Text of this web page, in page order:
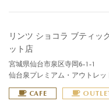
リンツ ショコラ ブティッ
ット店
宮城県仙台市泉区寺岡6-1-1
仙台泉プレミアム・アウトレッ
CAFE